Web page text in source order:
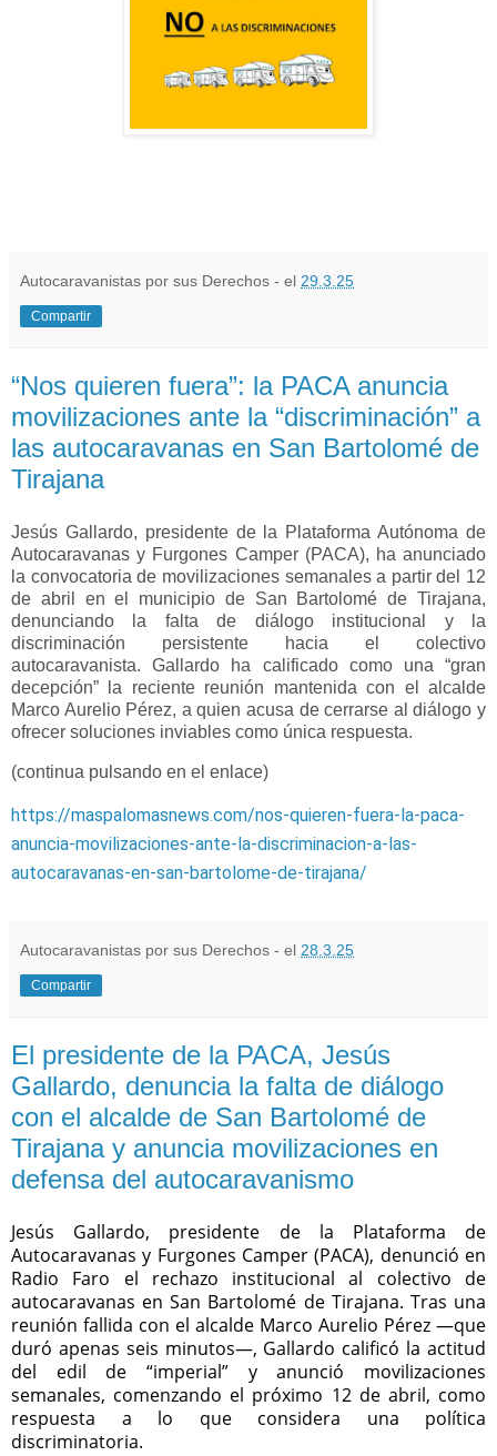
Autocaravanistas por sus Derechos - el 29.3.25
Compartir
“Nos quieren fuera”: la PACA anuncia
movilizaciones ante la “discriminación” a
las autocaravanas en San Bartolomé de
Tirajana
Jesús Gallardo, presidente de la Plataforma Autónoma de
Autocaravanas y Furgones Camper (PACA), ha anunciado
la convocatoria de movilizaciones semanales a partir del 12
de abril en el municipio de San Bartolomé de Tirajana,
denunciando la falta de diálogo institucional y la
discriminación persistente hacia el colectivo
autocaravanista. Gallardo ha calificado como una “gran
decepción” la reciente reunión mantenida con el alcalde
Marco Aurelio Pérez, a quien acusa de cerrarse al diálogo y
ofrecer soluciones inviables como única respuesta.
(continua pulsando en el enlace)
https://maspalomasnews.com/nos-quieren-fuera-la-paca-
anuncia-movilizaciones-ante-la-discriminacion-a-las-
autocaravanas-en-san-bartolome-de-tirajana/
Autocaravanistas por sus Derechos - el 28.3.25
Compartir
El presidente de la PACA, Jesús
Gallardo, denuncia la falta de diálogo
con el alcalde de San Bartolomé de
Tirajana y anuncia movilizaciones en
defensa del autocaravanismo
Jesús Gallardo, presidente de la Plataforma de
Autocaravanas y Furgones Camper (PACA), denunció en
Radio Faro el rechazo institucional al colectivo de
autocaravanas en San Bartolomé de Tirajana. Tras una
reunión fallida con el alcalde Marco Aurelio Pérez —que
duró apenas seis minutos—, Gallardo calificó la actitud
del edil de “imperial” y anunció movilizaciones
semanales, comenzando el próximo 12 de abril, como
respuesta a lo que considera una política
discriminatoria.